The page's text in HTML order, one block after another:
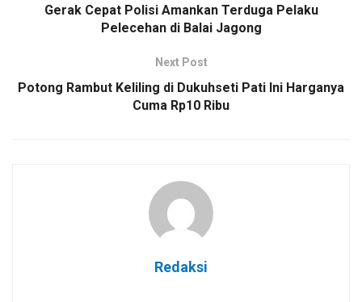
Gerak Cepat Polisi Amankan Terduga Pelaku
Pelecehan di Balai Jagong
Next Post
Potong Rambut Keliling di Dukuhseti Pati Ini Harganya
Cuma Rp10 Ribu
Redaksi